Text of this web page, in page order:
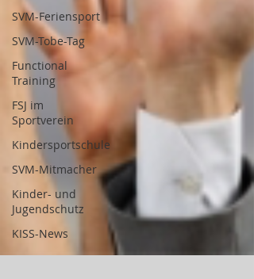
SVM-Feriensport
SVM-Tobe-Tag
Functional
Training
FSJ im
Sportverein
Kindersportschule
SVM-Mitmacher
Kinder- und
Jugendschutz
KISS-News